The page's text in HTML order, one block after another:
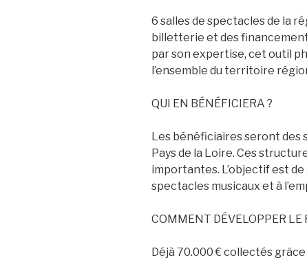
6 salles de spectacles de la
billetterie et des
par son expertise, cet outil
l’ensemble du territoire
QUI EN BÉNÉFICIERA ?
Les bénéficiaires seront des
Pays de la Loire. Ces
importantes. L’objectif est
spectacles musicaux et à
COMMENT DÉVELOPPER LE
Déjà 70.000 € collectés